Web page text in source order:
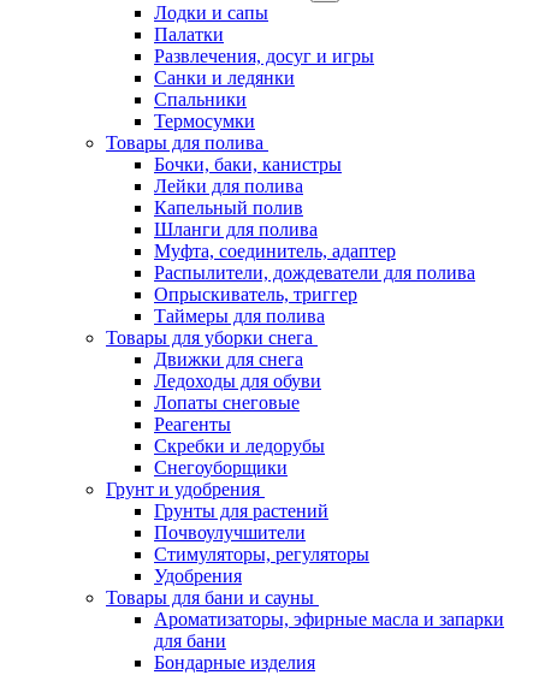
Лодки и сапы
Палатки
Развлечения, досуг и игры
Санки и ледянки
Спальники
Термосумки
Товары для полива
Бочки, баки, канистры
Лейки для полива
Капельный полив
Шланги для полива
Муфта, соединитель, адаптер
Распылители, дождеватели для полива
Опрыскиватель, триггер
Таймеры для полива
Товары для уборки снега
Движки для снега
Ледоходы для обуви
Лопаты снеговые
Реагенты
Скребки и ледорубы
Снегоуборщики
Грунт и удобрения
Грунты для растений
Почвоулучшители
Стимуляторы, регуляторы
Удобрения
Товары для бани и сауны
Ароматизаторы, эфирные масла и запарки
для бани
Бондарные изделия